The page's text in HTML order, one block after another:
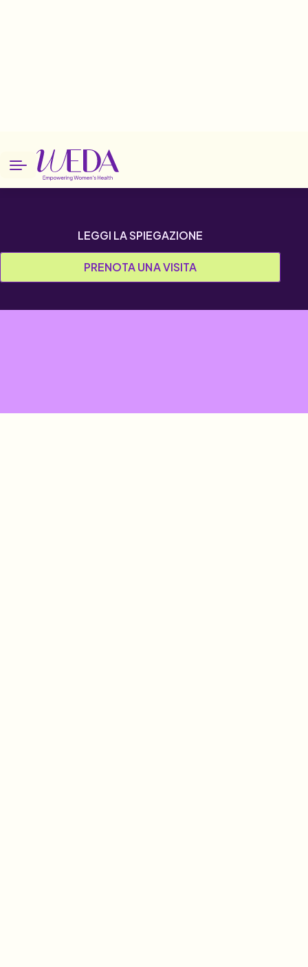
Micosi
PRENOTA UNA VISITA
LEGGI LA SPIEGAZIONE